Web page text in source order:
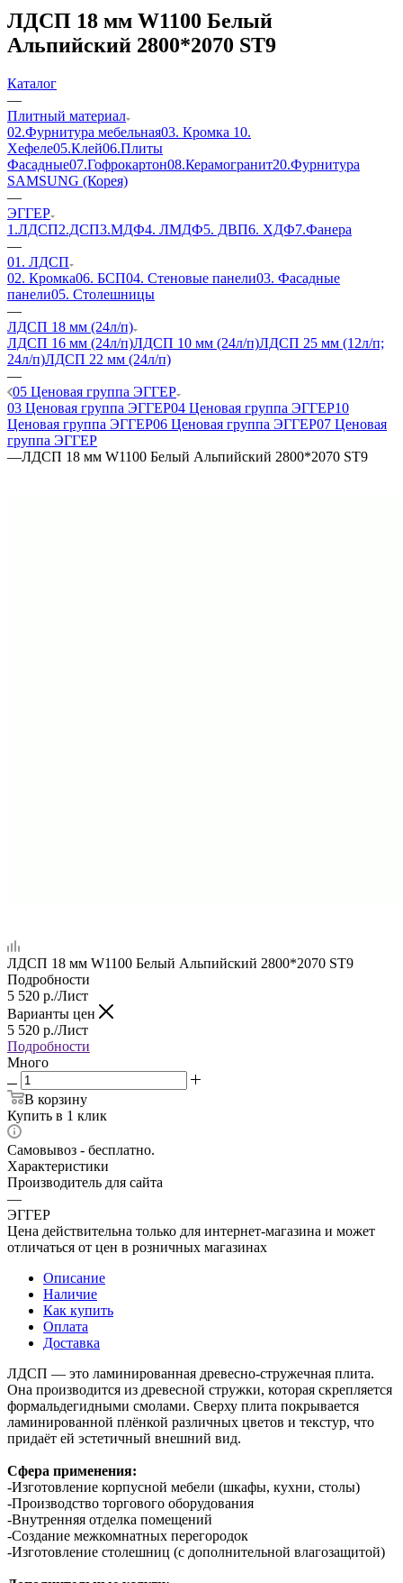
ЛДСП 18 мм W1100 Белый
Альпийский 2800*2070 ST9
Каталог
—
Плитный материал
02.Фурнитура мебельная03. Кромка 10.
Хефеле05.Клей06.Плиты
Фасадные07.Гофрокартон08.Керамогранит20.Фурнитура
SAMSUNG (Корея)
—
ЭГГЕР
1.ЛДСП2.ДСП3.МДФ4. ЛМДФ5. ДВП6. ХДФ7.Фанера
—
01. ЛДСП
02. Кромка06. БСП04. Стеновые панели03. Фасадные
панели05. Столешницы
—
ЛДСП 18 мм (24л/п)
ЛДСП 16 мм (24л/п)ЛДСП 10 мм (24л/п)ЛДСП 25 мм (12л/п;
24л/п)ЛДСП 22 мм (24л/п)
—
05 Ценовая группа ЭГГЕР
03 Ценовая группа ЭГГЕР04 Ценовая группа ЭГГЕР10
Ценовая группа ЭГГЕР06 Ценовая группа ЭГГЕР07 Ценовая
группа ЭГГЕР
—ЛДСП 18 мм W1100 Белый Альпийский 2800*2070 ST9
ЛДСП 18 мм W1100 Белый Альпийский 2800*2070 ST9
Подробности
5 520 р./Лист
Варианты цен
5 520 р./Лист
Подробности
Много
В корзину
Купить в 1 клик
Самовывоз - бесплатно.
Характеристики
Производитель для сайта
—
ЭГГЕР
Цена действительна только для интернет-магазина и может
отличаться от цен в розничных магазинах
Описание
Наличие
Как купить
Оплата
Доставка
ЛДСП — это ламинированная древесно-стружечная плита.
Она производится из древесной стружки, которая скрепляется
формальдегидными смолами. Сверху плита покрывается
ламинированной плёнкой различных цветов и текстур, что
придаёт ей эстетичный внешний вид.
Сфера применения:
-Изготовление корпусной мебели (шкафы, кухни, столы)
-Производство торгового оборудования
-Внутренняя отделка помещений
-Создание межкомнатных перегородок
-Изготовление столешниц (с дополнительной влагозащитой)